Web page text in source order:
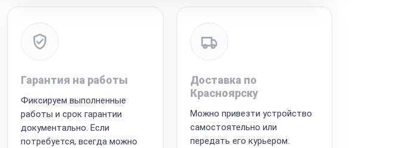
Гарантия на работы
Фиксируем выполненные
работы и срок гарантии
документально. Если
потребуется, всегда можно
Доставка по
Красноярску
Можно привезти устройство
самостоятельно или
передать его курьером.